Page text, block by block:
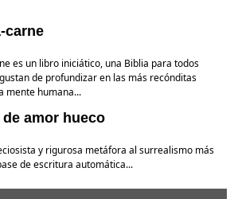
carne
es un libro iniciático, una Biblia para todos
de profundizar en las más recónditas
mente humana...
de amor hueco
y rigurosa metáfora al surrealismo más
de escritura automática...